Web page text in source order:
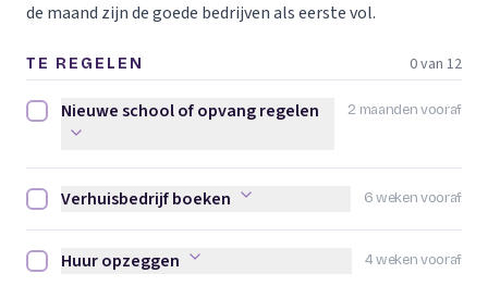
de maand zijn de goede bedrijven als eerste vol.
TE REGELEN 0 van 12
2 maanden vooraf
Nieuwe school of opvang regelen afvinken
Nieuwe school of opvang regelen
6 weken vooraf
Verhuisbedrijf boeken afvinken
Verhuisbedrijf boeken
4 weken vooraf
Huur opzeggen afvinken
Huur opzeggen